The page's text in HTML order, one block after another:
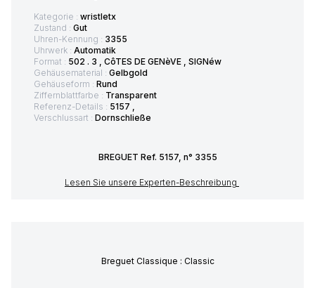
Kategorie : wristletx
Zustand : Gut
Uhren-Kennung : 3355
Uhrwerk : Automatik
Format : 502 . 3 , CôTES DE GENèVE , SIGNéw
Gehäusematerial : Gelbgold
Gehäuseform : Rund
Ziffernblattfarbe : Transparent
Referenz-Details : 5157 ,
Verschlussart : Dornschließe
BREGUET Ref. 5157, n° 3355
Lesen Sie unsere Experten-Beschreibung
Breguet Classique : Classic